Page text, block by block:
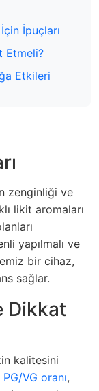
İpuçları
Etmeli?
Etkileri
zenginliği ve
likit aromaları
yapılmalı ve
bir cihaz,
sağlar.
Dikkat
kalitesini
PG/VG oranı,